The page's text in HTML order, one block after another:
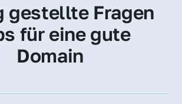
gestellte Fragen
für eine gute
Domain